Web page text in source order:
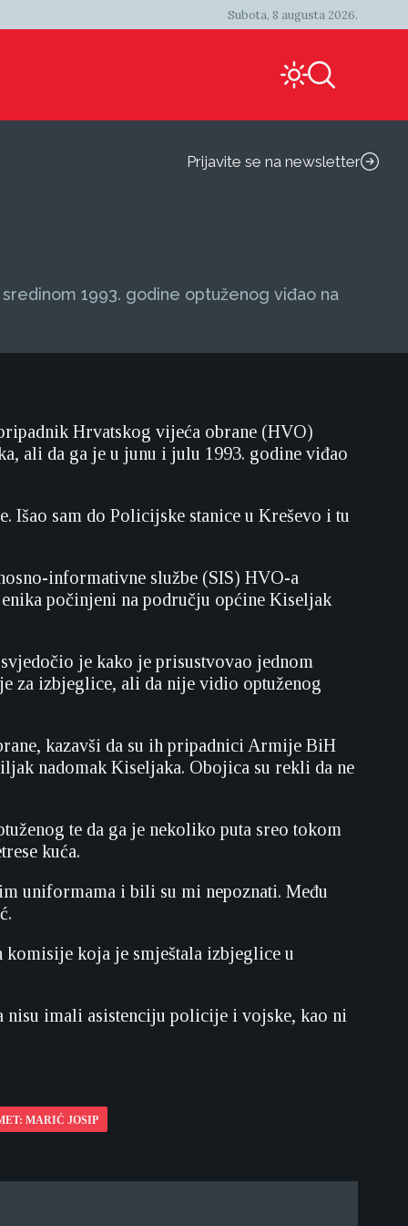
Subota, 8 augusta 2026.
Prijavite se na newsletter
1993. godine optuženog viđao na
Hrvatskog vijeća obrane (HVO)
ali da ga je u junu i julu 1993. godine viđao
Išao sam do Policijske stanice u Kreševo i tu
informativne službe (SIS) HVO-a
počinjeni na području općine Kiseljak
je kako je prisustvovao jednom
za izbjeglice, ali da nije vidio optuženog
kazavši da su ih pripadnici Armije BiH
nadomak Kiseljaka. Obojica su rekli da ne
te da ga je nekoliko puta sreo tokom
kuća.
uniformama i bili su mi nepoznati. Među
koja je smještala izbjeglice u
nisu imali asistenciju policije i vojske, kao ni
MARIĆ JOSIP